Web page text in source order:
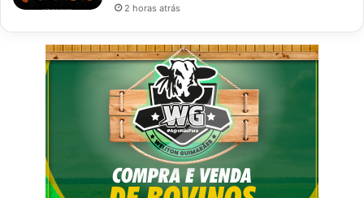
2 horas atrás